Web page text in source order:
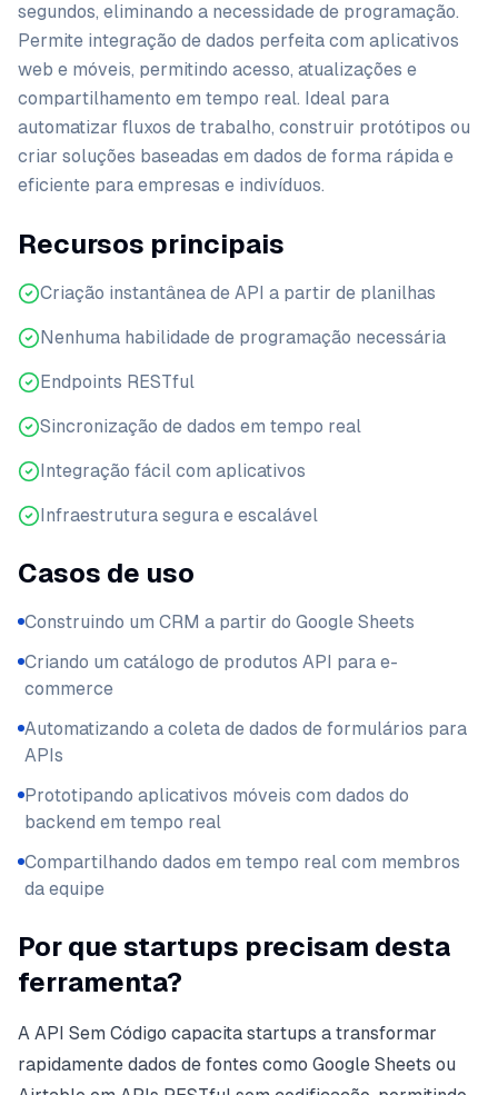
segundos, eliminando a necessidade de programação.
Permite integração de dados perfeita com aplicativos
web e móveis, permitindo acesso, atualizações e
compartilhamento em tempo real. Ideal para
automatizar fluxos de trabalho, construir protótipos ou
criar soluções baseadas em dados de forma rápida e
eficiente para empresas e indivíduos.
Recursos principais
Criação instantânea de API a partir de planilhas
Nenhuma habilidade de programação necessária
Endpoints RESTful
Sincronização de dados em tempo real
Integração fácil com aplicativos
Infraestrutura segura e escalável
Casos de uso
Construindo um CRM a partir do Google Sheets
Criando um catálogo de produtos API para e-
commerce
Automatizando a coleta de dados de formulários para
APIs
Prototipando aplicativos móveis com dados do
backend em tempo real
Compartilhando dados em tempo real com membros
da equipe
Por que startups precisam desta
ferramenta?
A API Sem Código capacita startups a transformar
rapidamente dados de fontes como Google Sheets ou